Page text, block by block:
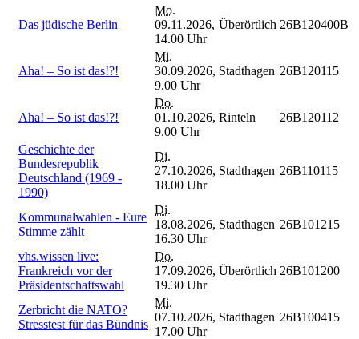
Das jüdische Berlin
Mo.
09.11.2026,
14.00 Uhr
Überörtlich 26B120400B
Aha! – So ist das!?!
Mi.
30.09.2026,
9.00 Uhr
Stadthagen 26B120115
Aha! – So ist das!?!
Do.
01.10.2026,
9.00 Uhr
Rinteln 26B120112
Geschichte der
Bundesrepublik
Deutschland (1969 -
1990)
Di.
27.10.2026,
18.00 Uhr
Stadthagen 26B110115
Kommunalwahlen - Eure
Stimme zählt
Di.
18.08.2026,
16.30 Uhr
Stadthagen 26B101215
vhs.wissen live:
Frankreich vor der
Präsidentschaftswahl
Do.
17.09.2026,
19.30 Uhr
Überörtlich 26B101200
Zerbricht die NATO?
Stresstest für das Bündnis
Mi.
07.10.2026,
17.00 Uhr
Stadthagen 26B100415